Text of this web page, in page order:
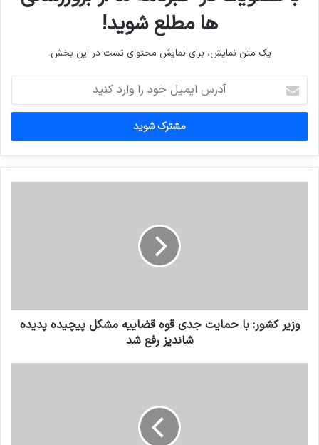
ها مطلع شوید!
یک متن نمایش، برای نمایش محتوای تست در این بخش.
ایمیل
خود
وارد
کنید
وزیر کشور: با حمایت جدى قوه قضاییه مشکل پیچیده پدیده
شاندیز رفع شد